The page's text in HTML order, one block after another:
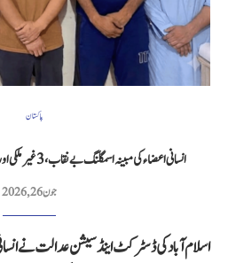
پاکستان
انسانی اعضاء کی مبینہ اسمگلنگ بے نقاب، 3 غیر ملکی اور 2 پاکستانی ایف آئی اے کے حوالے
جون 26, 2026
اسلام آباد کی ڈسٹرکٹ اینڈ سیشن عدالت نے